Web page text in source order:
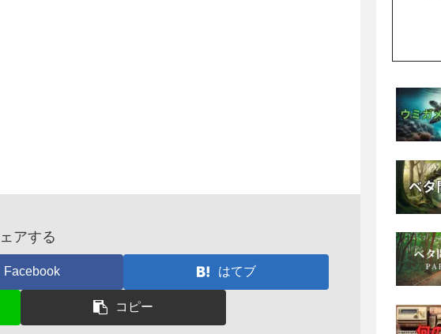
アする
Facebook はてブ
コピー